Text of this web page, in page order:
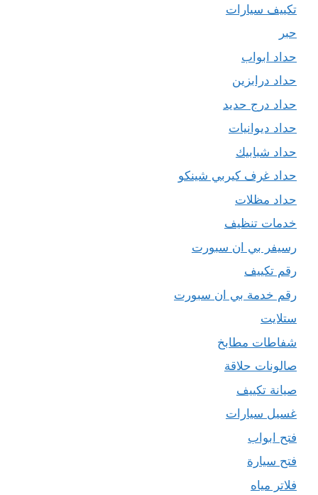
تكييف سيارات
حبر
حداد ابواب
حداد درابزين
حداد درج حديد
حداد ديوانيات
حداد شبابيك
حداد غرف كيربي شينكو
حداد مظلات
خدمات تنظيف
رسيفر بي ان سبورت
رقم تكييف
رقم خدمة بي ان سبورت
ستلايت
شفاطات مطابخ
صالونات حلاقة
صيانة تكييف
غسيل سيارات
فتح ابواب
فتح سيارة
فلاتر مياه